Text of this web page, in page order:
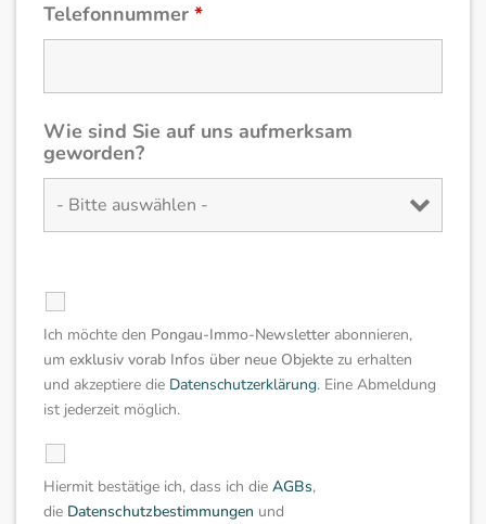
Telefonnummer*
Wie sind Sie auf uns aufmerksam
geworden?
Ich möchte den Pongau-Immo-Newsletter abonnieren,
umexklusiv vorab Infos über neue Objekte zu erhalten
und akzeptiere die Datenschutzerklärung. Eine Abmeldung
ist jederzeit möglich.
Hiermit bestätige ich, dass ich dieAGBs,
die Datenschutzbestimmungen und